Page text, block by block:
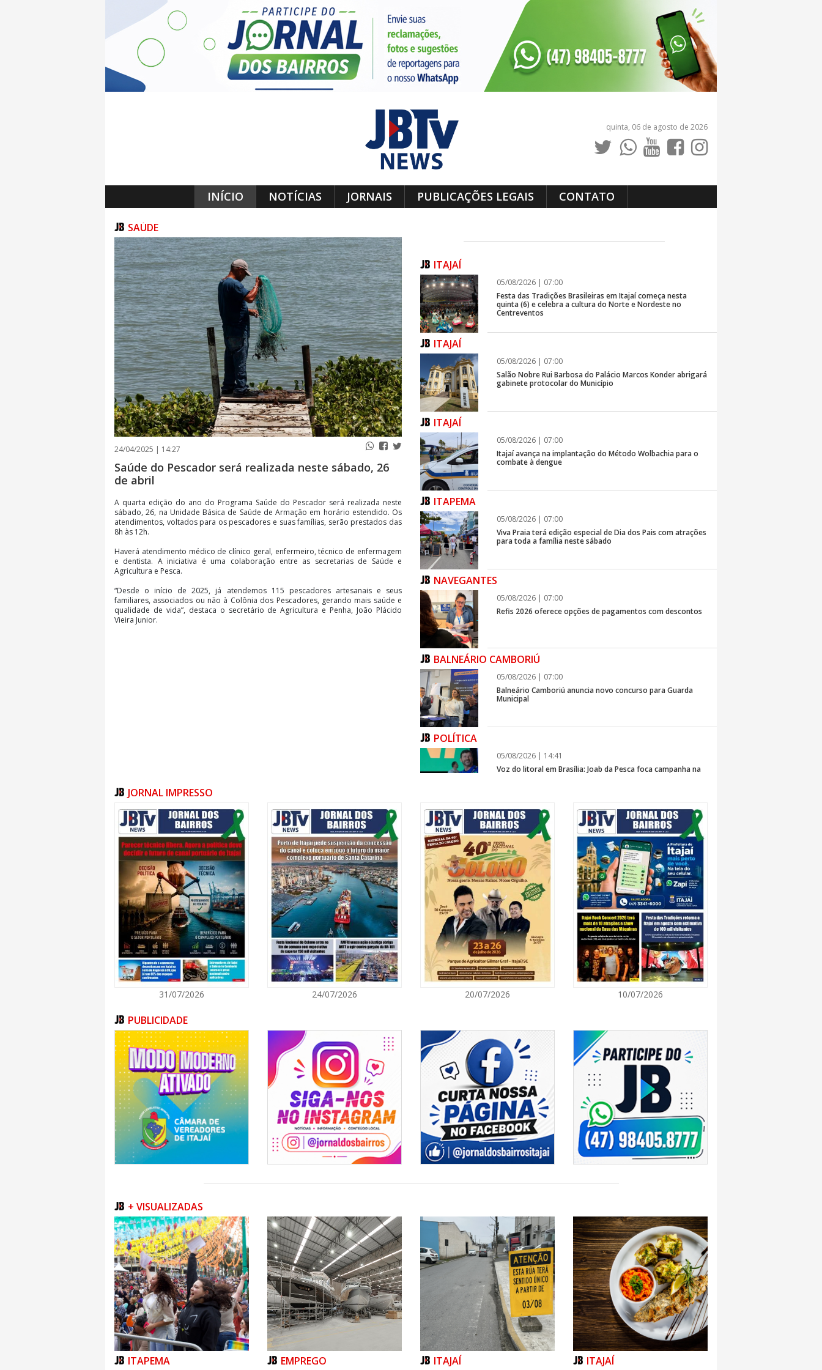
quinta, 06 de agosto de 2026
INÍCIO NOTÍCIAS JORNAIS PUBLICAÇÕES LEGAIS CONTATO
SAÚDE
24/04/2025 | 14:27
Saúde do Pescador será realizada neste sábado, 26
de abril
A quarta edição do ano do Programa Saúde do Pescador será realizada neste
sábado, 26, na Unidade Básica de Saúde de Armação em horário estendido. Os
atendimentos, voltados para os pescadores e suas famílias, serão prestados das
8h às 12h.
Haverá atendimento médico de clínico geral, enfermeiro, técnico de enfermagem
e dentista. A iniciativa é uma colaboração entre as secretarias de Saúde e
Agricultura e Pesca.
“Desde o início de 2025, já atendemos 115 pescadores artesanais e seus
familiares, associados ou não à Colônia dos Pescadores, gerando mais saúde e
qualidade de vida”, destaca o secretário de Agricultura e Penha, João Plácido
Vieira Junior.
ITAJAÍ
05/08/2026 | 07:00
Festa das Tradições Brasileiras em Itajaí começa nesta
quinta (6) e celebra a cultura do Norte e Nordeste no
Centreventos
ITAJAÍ
05/08/2026 | 07:00
Salão Nobre Rui Barbosa do Palácio Marcos Konder abrigará
gabinete protocolar do Município
ITAJAÍ
05/08/2026 | 07:00
Itajaí avança na implantação do Método Wolbachia para o
combate à dengue
ITAPEMA
05/08/2026 | 07:00
Viva Praia terá edição especial de Dia dos Pais com atrações
para toda a família neste sábado
NAVEGANTES
05/08/2026 | 07:00
Refis 2026 oferece opções de pagamentos com descontos
BALNEÁRIO CAMBORIÚ
05/08/2026 | 07:00
Balneário Camboriú anuncia novo concurso para Guarda
Municipal
POLÍTICA
05/08/2026 | 14:41
Voz do litoral em Brasília: Joab da Pesca foca campanha na
ITAPEMA
05/08/2026 | 07:00
Rede Municipal de Ensino inicia entrega de novos uniformes
para merendeiras
GERAL
05/08/2026 | 07:00
Sorveteria do Norte de SC expande e abre primeira unidade
em Florianópolis
GERAL
05/08/2026 | 07:00
energético
NAVEGANTES
05/08/2026 | 07:00
Curta-metragem navegantino estreia no Cineteatro
Carecão com debate sobre direitos da mulher
JORNAL IMPRESSO
31/07/2026 24/07/2026 20/07/2026 10/07/2026
PUBLICIDADE
+ VISUALIZADAS
ITAPEMA EMPREGO ITAJAÍ ITAJAÍ